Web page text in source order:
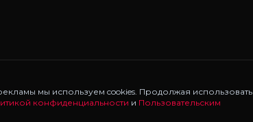
мы используем cookies. Продолжая использовать
конфиденциальности и Пользовательским